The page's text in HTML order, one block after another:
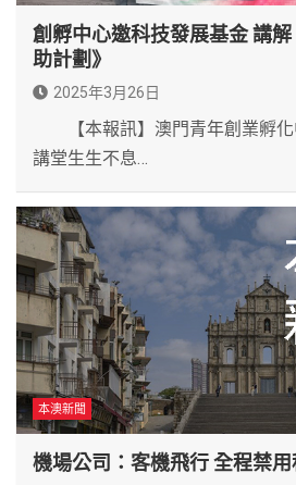
創孵中心邀科技發展基金 講
助計劃》
2025年3月26日
【本報訊】澳門青年創業孵化
講堂生生不息…
本澳新聞
機場公司：客機飛行 全程禁